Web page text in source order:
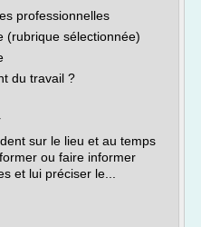
professionnelles
(rubrique sélectionnée)
du travail ?
sur le lieu et au temps
ou faire informer
et lui préciser le...